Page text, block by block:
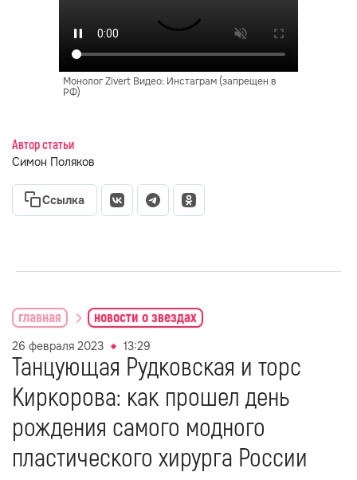
Монолог Zivert Видео: Инстаграм (запрещен в
РФ)
Автор статьи
Симон Поляков
Ссылка
главная новости о звездах
26 февраля 2023 13:29
Танцующая Рудковская и торс
Киркорова: как прошел день
рождения самого модного
пластического хирурга России